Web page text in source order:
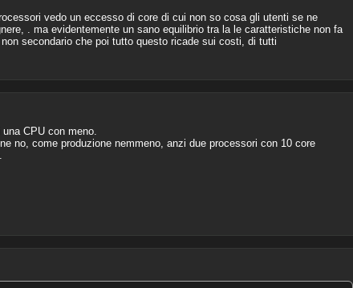
vedo un eccesso di core di cui non so cosa gli utenti se ne
. ma evidentemente un sano equilibrio tra la le caratteristiche non fa
secondario che poi tutto questo ricade sui costi, di tutti
CPU con meno.
no, come produzione nemmeno, anzi due processori con 10 core